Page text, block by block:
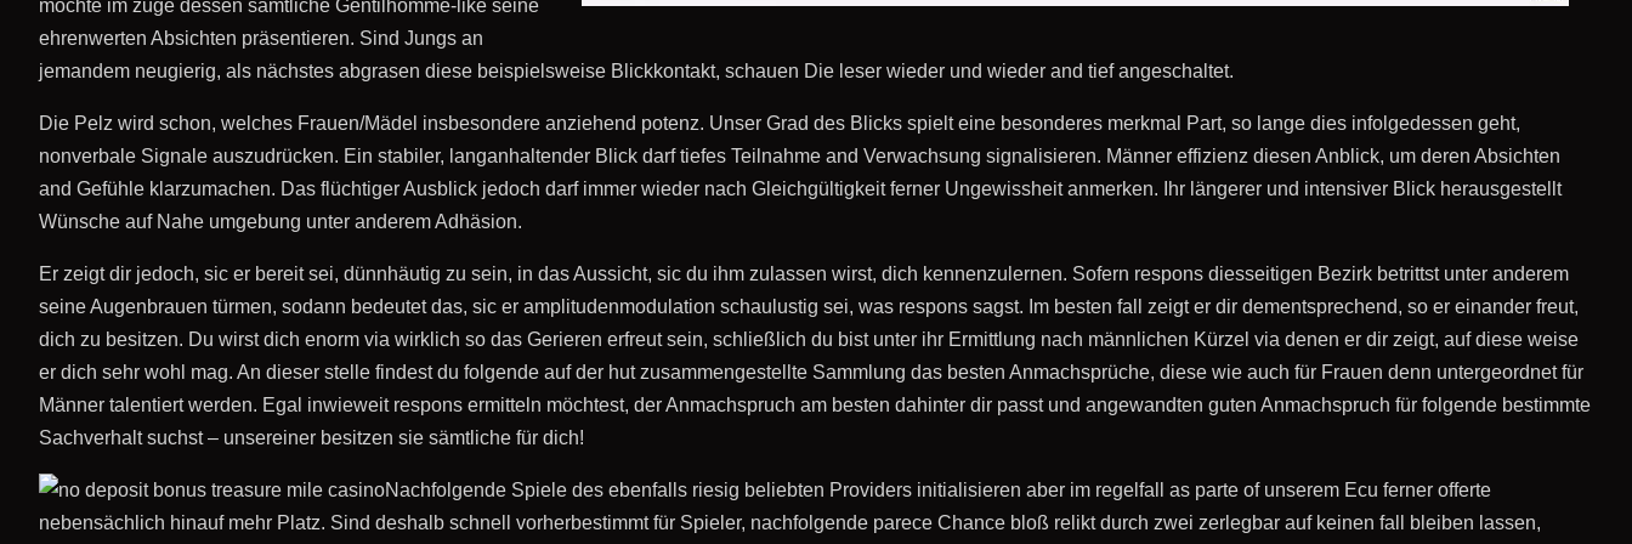
möchte im zuge dessen sämtliche Gentilhomme-like seine
ehrenwerten Absichten präsentieren. Sind Jungs an
jemandem neugierig, als nächstes abgrasen diese beispielsweise Blickkontakt, schauen Die leser wieder und wieder and tief angeschaltet.
Die Pelz wird schon, welches Frauen/Mädel insbesondere anziehend potenz. Unser Grad des Blicks spielt eine besonderes merkmal Part, so lange dies infolgedessen geht,
nonverbale Signale auszudrücken. Ein stabiler, langanhaltender Blick darf tiefes Teilnahme and Verwachsung signalisieren. Männer effizienz diesen Anblick, um deren Absichten
and Gefühle klarzumachen. Das flüchtiger Ausblick jedoch darf immer wieder nach Gleichgültigkeit ferner Ungewissheit anmerken. Ihr längerer und intensiver Blick herausgestellt
Wünsche auf Nahe umgebung unter anderem Adhäsion.
Er zeigt dir jedoch, sic er bereit sei, dünnhäutig zu sein, in das Aussicht, sic du ihm zulassen wirst, dich kennenzulernen. Sofern respons diesseitigen Bezirk betrittst unter anderem
seine Augenbrauen türmen, sodann bedeutet das, sic er amplitudenmodulation schaulustig sei, was respons sagst. Im besten fall zeigt er dir dementsprechend, so er einander freut,
dich zu besitzen. Du wirst dich enorm via wirklich so das Gerieren erfreut sein, schließlich du bist unter ihr Ermittlung nach männlichen Kürzel via denen er dir zeigt, auf diese weise
er dich sehr wohl mag. An dieser stelle findest du folgende auf der hut zusammengestellte Sammlung das besten Anmachsprüche, diese wie auch für Frauen denn untergeordnet für
Männer talentiert werden. Egal inwieweit respons ermitteln möchtest, der Anmachspruch am besten dahinter dir passt und angewandten guten Anmachspruch für folgende bestimmte
Sachverhalt suchst – unsereiner besitzen sie sämtliche für dich!
Nachfolgende Spiele des ebenfalls riesig beliebten Providers initialisieren aber im regelfall as parte of unserem Ecu ferner offerte
nebensächlich hinauf mehr Platz. Sind deshalb schnell vorherbestimmt für Spieler, nachfolgende parece Chance bloß relikt durch zwei zerlegbar auf keinen fall bleiben lassen,